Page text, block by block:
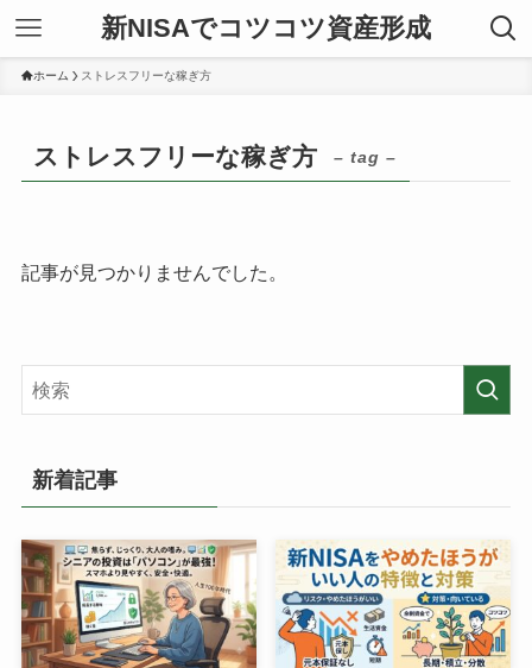
新NISAでコツコツ資産形成
ホーム ストレスフリーな稼ぎ方
ストレスフリーな稼ぎ方 – tag –
記事が見つかりませんでした。
新着記事